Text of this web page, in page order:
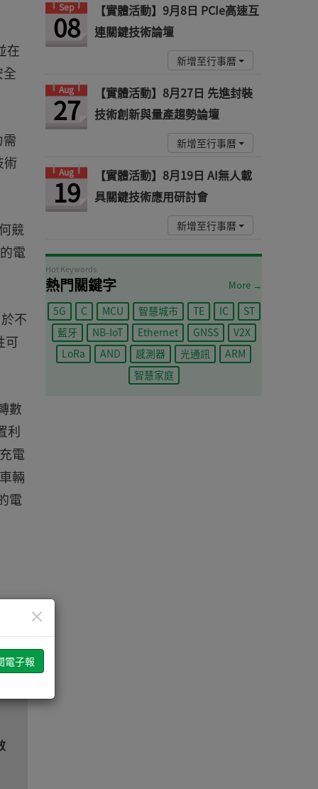
在
術
競
電
不
可
數
利
電
輛
電
Sep
08
【實體活動】9月8日 PCIe高速互
連關鍵技術論壇
新增至行事曆
Aug
27
【實體活動】8月27日 先進封裝
技術創新與量產趨勢論壇
新增至行事曆
Aug
19
【實體活動】8月19日 AI無人載
具關鍵技術應用研討會
新增至行事曆
Hot Keywords
熱門關鍵字 More →
5G C MCU 智慧城市 TE IC
ST
藍牙
NB-IoT Ethernet GNSS
V2X
LoRa
AND 感測器 光通訊
ARM
智慧家庭
×